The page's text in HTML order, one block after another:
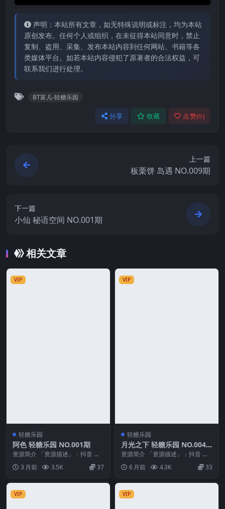
声明：本站所有文章，如无特殊说明或标注，均为本站
原创发布。任何个人或组织，在未征得本站同意时，禁止
复制、盗用、采集、发布本站内容到任何网站、书籍等各
类媒体平台。如若本站内容侵犯了原著者的合法权益，可
联系我们进行处理。
BT富儿-轻糖乐园
分享 收藏 点赞(0)
上一篇
板栗饼 岛遇 NO.009期
下一篇
小仙 秘语空间 NO.001期
相关文章
VIP
轻糖乐园
阿色 轻糖乐园 NO.001期
资源简介 「资源描述」：抖音 阿
色 轻糖乐园 NO.001期 【61P】
「资源...
3 月前 3.5K 37
VIP
轻糖乐园
月光之下 轻糖乐园 NO.004
期
资源简介 「资源描述」：抖音 月
光之下 轻糖乐园 NO.004期 【20
P】 「...
6 月前 4.3K 33
VIP VIP